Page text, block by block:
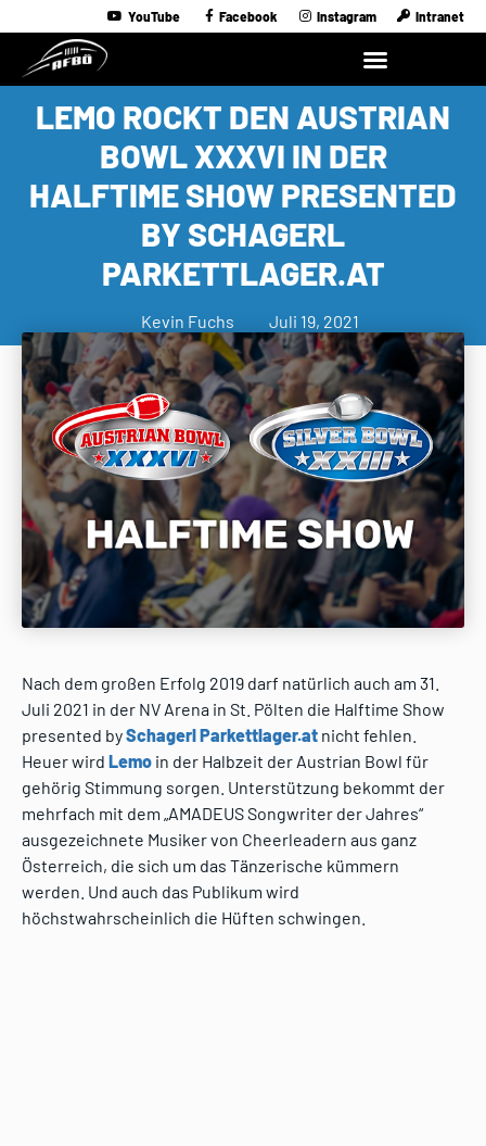
YouTube Facebook Instagram Intranet
LEMO ROCKT DEN AUSTRIAN
BOWL XXXVI IN DER
HALFTIME SHOW PRESENTED
BY SCHAGERL
PARKETTLAGER.AT
Kevin Fuchs Juli 19, 2021
Nach dem großen Erfolg 2019 darf natürlich auch am 31.
Juli 2021 in der NV Arena in St. Pölten die Halftime Show
presented bySchagerl Parkettlager.at nicht fehlen.
Heuer wird Lemo in der Halbzeit der Austrian Bowl für
gehörig Stimmung sorgen. Unterstützung bekommt der
mehrfach mit dem „AMADEUS Songwriter der Jahres“
ausgezeichnete Musiker von Cheerleadern aus ganz
Österreich, die sich um das Tänzerische kümmern
werden. Und auch das Publikum wird
höchstwahrscheinlich die Hüften schwingen.